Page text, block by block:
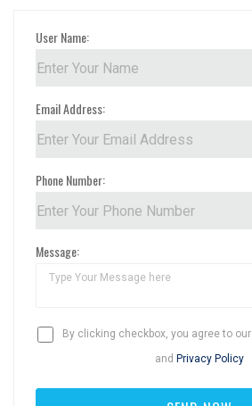
User Name:
Email Address:
Phone Number:
Message:
By clicking checkbox, you agree to our
and Privacy Policy